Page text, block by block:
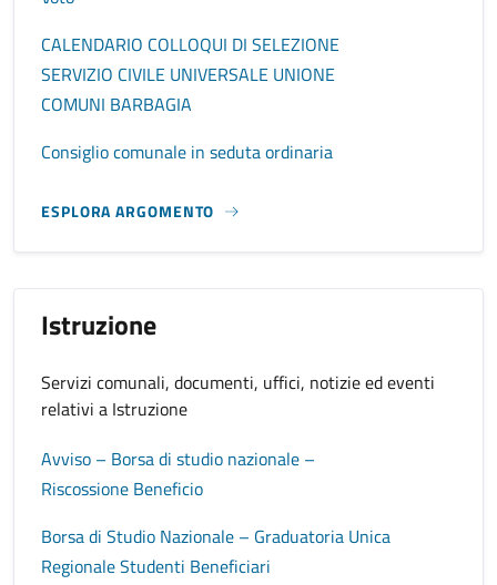
CALENDARIO COLLOQUI DI SELEZIONE
SERVIZIO CIVILE UNIVERSALE UNIONE
COMUNI BARBAGIA
Consiglio comunale in seduta ordinaria
ESPLORA ARGOMENTO
Istruzione
Servizi comunali, documenti, uffici, notizie ed eventi
relativi a Istruzione
Avviso – Borsa di studio nazionale –
Riscossione Beneficio
Borsa di Studio Nazionale – Graduatoria Unica
Regionale Studenti Beneficiari